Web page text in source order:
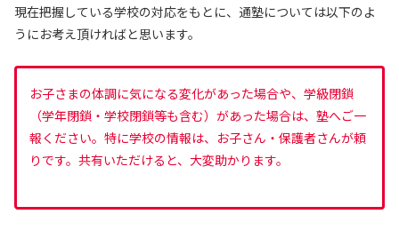
現在把握している学校の対応をもとに、通塾については以下のよ
うにお考え頂ければと思います。
お子さまの体調に気になる変化があった場合や、学級閉鎖
（学年閉鎖・学校閉鎖等も含む）があった場合は、塾へご一
報ください。特に学校の情報は、お子さん・保護者さんが頼
りです。共有いただけると、大変助かります。